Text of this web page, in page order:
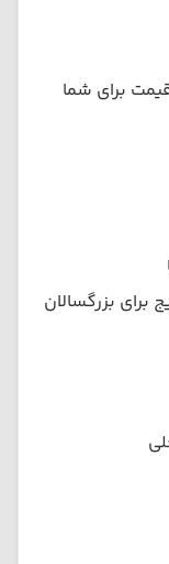
برای شما
برای بزرگسالان